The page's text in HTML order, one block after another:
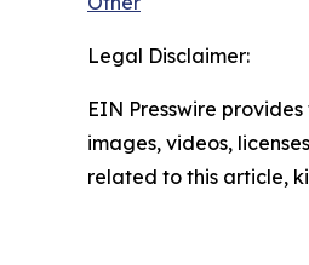
Legal Disclaimer:
EIN Presswire
images, videos,
related to this article,